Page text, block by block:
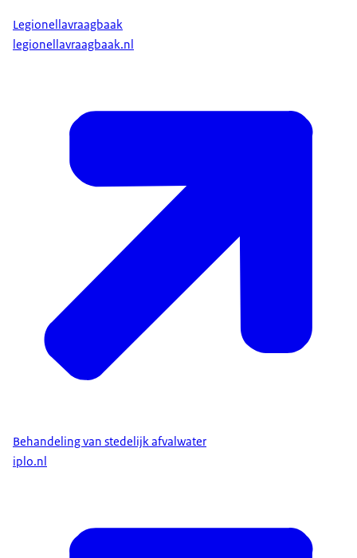
Legionellavraagbaak
legionellavraagbaak.nl
Behandeling van stedelijk afvalwater
iplo.nl